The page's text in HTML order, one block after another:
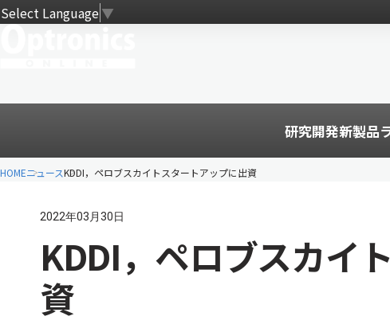
Select Language▼
研究開発新製品
HOMEニュースKDDI，ペロブスカイトスタートアップに出資
2022年03月30日
KDDI，ペロブスカイ
資